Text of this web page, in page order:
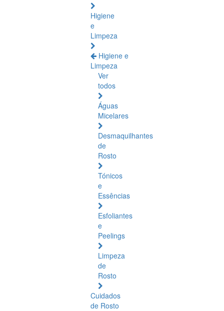
Higiene
e
Limpeza
Higiene e
Limpeza
Ver
todos
Águas
Micelares
Desmaquilhantes
de
Rosto
Tónicos
e
Essências
Esfoliantes
e
Peelings
Limpeza
de
Rosto
Cuidados
de Rosto